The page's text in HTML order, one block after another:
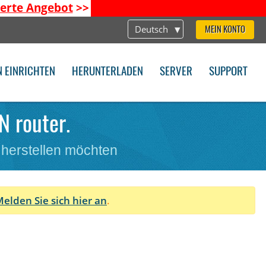
Angebot>>
Deutsch MEIN KONTO
EINRICHTEN HERUNTERLADEN SERVER SUPPORT
router.
möchten
Sie sich hier an.